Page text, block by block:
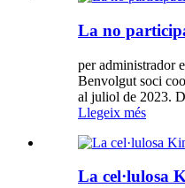
La no
per administrador
Benvolgut soci
al juliol de 2023.
Llegeix més
La cel·lulosa